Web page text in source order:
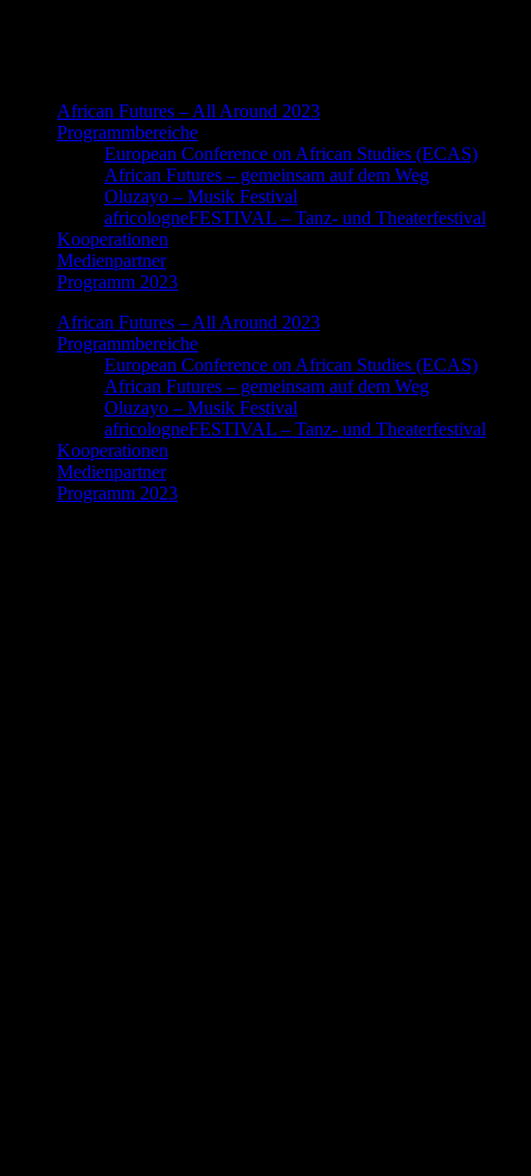
African Futures – All Around 2023
Programmbereiche
European Conference on African Studies (ECAS)
African Futures – gemeinsam auf dem Weg
Oluzayo – Musik Festival
africologneFESTIVAL – Tanz- und Theaterfestival
Kooperationen
Medienpartner
Programm 2023
African Futures – All Around 2023
Programmbereiche
European Conference on African Studies (ECAS)
African Futures – gemeinsam auf dem Weg
Oluzayo – Musik Festival
africologneFESTIVAL – Tanz- und Theaterfestival
Kooperationen
Medienpartner
Programm 2023